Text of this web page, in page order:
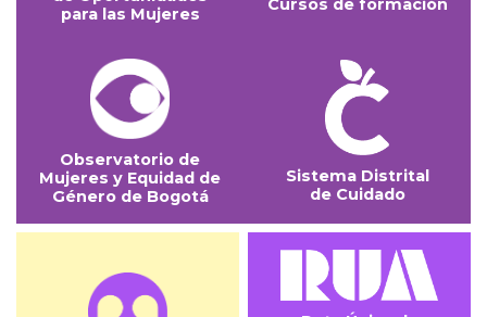
de Oportunidades
Capacítate:
Observatorio de
Mujeres y Equidad de
Género de Bogotá
Sistema Distrital
de Cuidado